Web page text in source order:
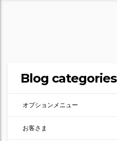
Blog categories
オプションメニュー
お客さま